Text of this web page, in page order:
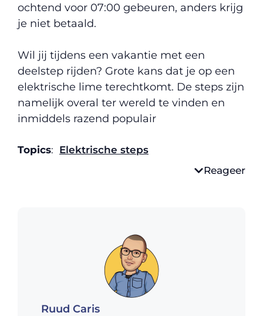
ochtend voor 07:00 gebeuren, anders krijg
je niet betaald.
Wil jij tijdens een vakantie met een
deelstep rijden? Grote kans dat je op een
elektrische lime terechtkomt. De steps zijn
namelijk overal ter wereld te vinden en
inmiddels razend populair
Topics: Elektrische steps
Reageer
Ruud Caris